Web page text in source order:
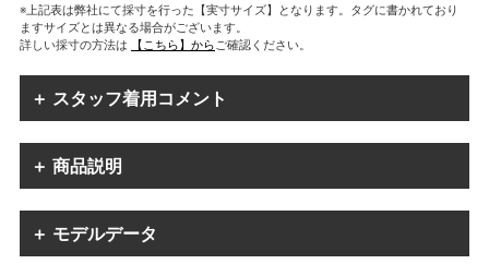
※上記表は弊社にて採寸を行った【実寸サイズ】となります。タグに書かれており
ますサイズとは異なる場合がございます。
詳しい採寸の方法は
【こちら】からご確認ください。
＋ スタッフ着用コメント
＋ 商品説明
＋ モデルデータ